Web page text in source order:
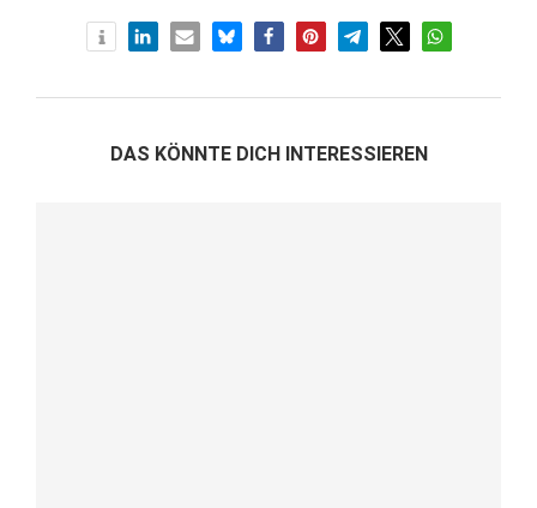
DAS KÖNNTE DICH INTERESSIEREN